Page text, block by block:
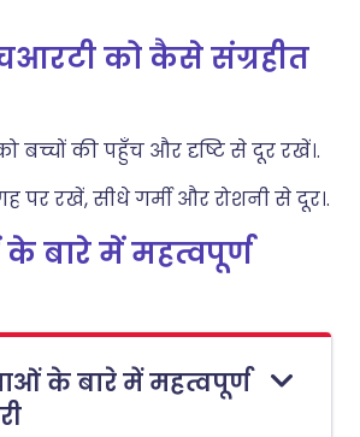
को कैसे संग्रहीत
बच्चों की पहुँच और दृष्टि से दूर रखें।.
पर रखें, सीधे गर्मी और रोशनी से दूर।.
बारे में महत्वपूर्ण
के बारे में महत्वपूर्ण